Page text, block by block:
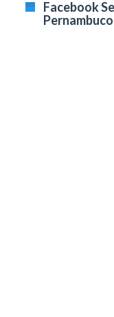
Facebook
Pernambuco